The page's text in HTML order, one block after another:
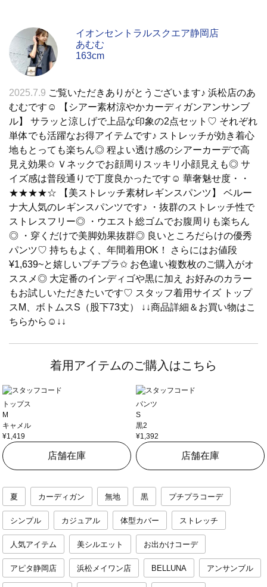
イオンセントラルスクエア静岡店
あむむ
163cm
2025.7.9 ご覧いただきありがとうございます♪ 浜松店のあ
むむです☺︎︎ 【シアー素材涼やかカーディガンアンサンブ
ル】 サラッと涼しげで上品な印象の2点セット♡ それぞれ
単体でも活躍なお得アイテムです♪ ストレッチが効き着心
地もとっても楽ちん◎ 程よい透け感のシアーカーデで高
見え効果✩︎ Ｖネックでお顔周りスッキリ小顔見えも◎ サ
イズ感は普段通りで丁度良かったです☺︎︎ 華奢魅せ度・・
★★★★☆ 【美ストレッチ素材レギンスパンツ】 ベルー
ナ大人気のレギンスパンツです♪ ・抜群のストレッチ性で
ストレスフリー◎ ・ウエスト総ゴムでお腹周りも楽ちん
◎ ・穿くだけで美脚効果抜群◎ 良いところだらけの優秀
パンツ♡ 持ちもよく、年間着用OK！ さらにはお値段
¥1,639~と嬉しいプチプラ✩︎ お色違い複数枚のご購入がオ
ススメ◎ 大定番のインディゴや黒に加え お好みのカラー
もお試しいただきたいです♡ スタッフ着用サイズ トップ
スM、ボトムスS（股下73丈） ↓↓商品詳細＆お買い物はこ
ちらから☺︎︎↓↓
着用アイテムのご購入はこちら
トップス
M
キャメル
¥1,419
店舗在庫
パンツ
S
黒2
¥1,392
店舗在庫
夏 カーディガン 無地 黒 プチプラコーデ
シンプル カジュアル 体型カバー ストレッチ
人気アイテム 美シルエット お出かけコーデ
アピタ静岡店 浜松メイワン店 BELLUNA アンサンブル